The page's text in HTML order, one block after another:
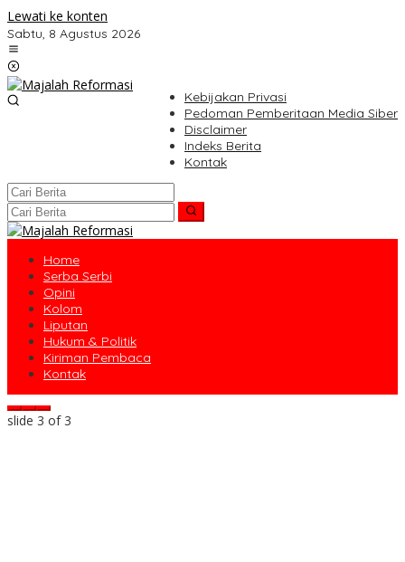
Lewati ke konten
Sabtu, 8 Agustus 2026
Kebijakan Privasi
Pedoman Pemberitaan Media Siber
Disclaimer
Indeks Berita
Kontak
Home
Serba Serbi
Opini
Kolom
Liputan
Hukum & Politik
Kiriman Pembaca
Kontak
slide 3 of 3